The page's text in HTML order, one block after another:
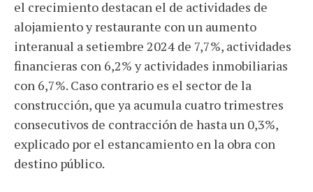
el crecimiento destacan el de actividades de
alojamiento y restaurante con un aumento
interanual a setiembre 2024 de 7,7%, actividades
financieras con 6,2% y actividades inmobiliarias
con 6,7%. Caso contrario es el sector de la
construcción, que ya acumula cuatro trimestres
consecutivos de contracción de hasta un 0,3%,
explicado por el estancamiento en la obra con
destino público.